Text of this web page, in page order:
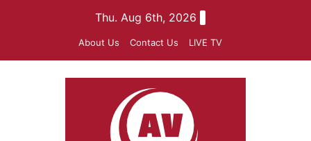
Thu. Aug 6th, 2026
About Us Contact Us LIVE TV